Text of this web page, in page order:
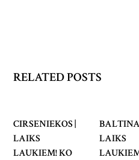
RELATED POSTS
CIRSENIEKOS |
LAIKS
LAUKIEM! KO
LAIKS